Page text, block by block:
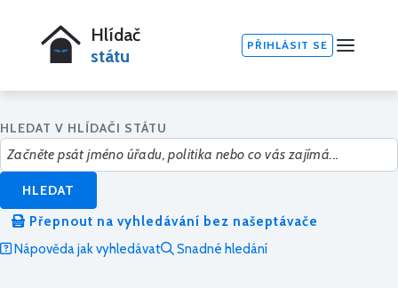
Hlídač
státu
PŘIHLÁSIT SE
HLEDAT V HLÍDAČI STÁTU
HLEDAT
Přepnout na vyhledávání bez našeptávače
Nápověda jak vyhledávat
Snadné hledání